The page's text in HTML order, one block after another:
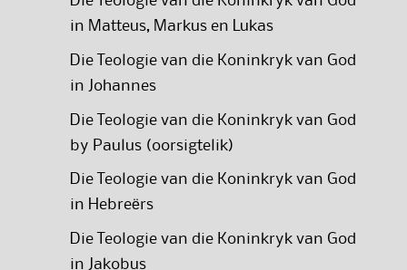
in Matteus, Markus en Lukas
Die Teologie van die Koninkryk van God
in Johannes
Die Teologie van die Koninkryk van God
by Paulus (oorsigtelik)
Die Teologie van die Koninkryk van God
in Hebreërs
Die Teologie van die Koninkryk van God
in Jakobus